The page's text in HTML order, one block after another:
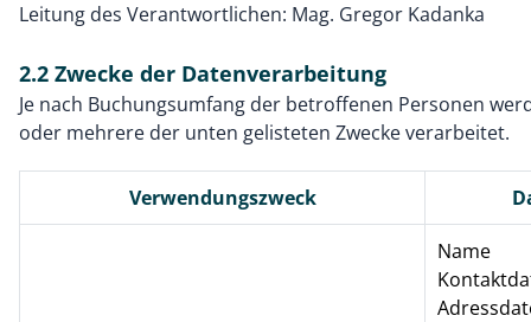
Leitung des Verantwortlichen: Mag. Gregor Kadanka
2.2 Zwecke der Datenverarbeitung
Je nach Buchungsumfang der betroffenen Personen
oder mehrere der unten gelisteten Zwecke verarbeitet.
Verwendungszweck
Name